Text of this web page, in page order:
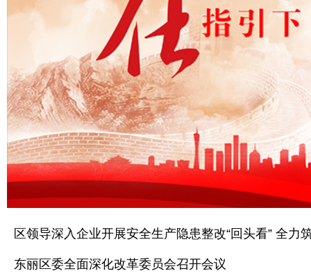
区领导深入企业开展安全生产隐患整改“回头看” 全力
东丽区委全面深化改革委员会召开会议